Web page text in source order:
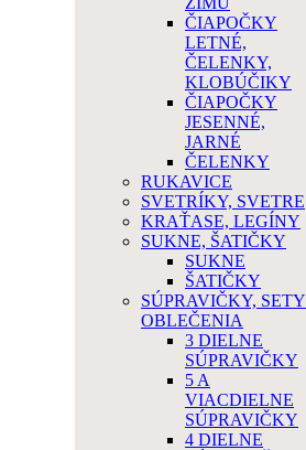
ČIAPOČKY
LETNÉ,
ČELENKY,
KLOBÚČIKY
ČIAPOČKY
JESENNÉ,
JARNÉ
ČELENKY
RUKAVICE
SVETRÍKY, SVETRE
KRAŤASE, LEGÍNY
SUKNE, ŠATIČKY
SUKNE
ŠATIČKY
SÚPRAVIČKY, SETY
OBLEČENIA
3 DIELNE
SÚPRAVIČKY
5 A
VIACDIELNE
SÚPRAVIČKY
4 DIELNE